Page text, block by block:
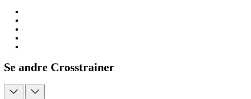
Se andre Crosstrainer